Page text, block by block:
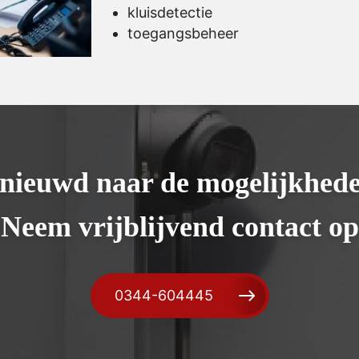
kluisdetectie
toegangsbeheer
naar de
Neem vrijblijvend contact op
0344-604445